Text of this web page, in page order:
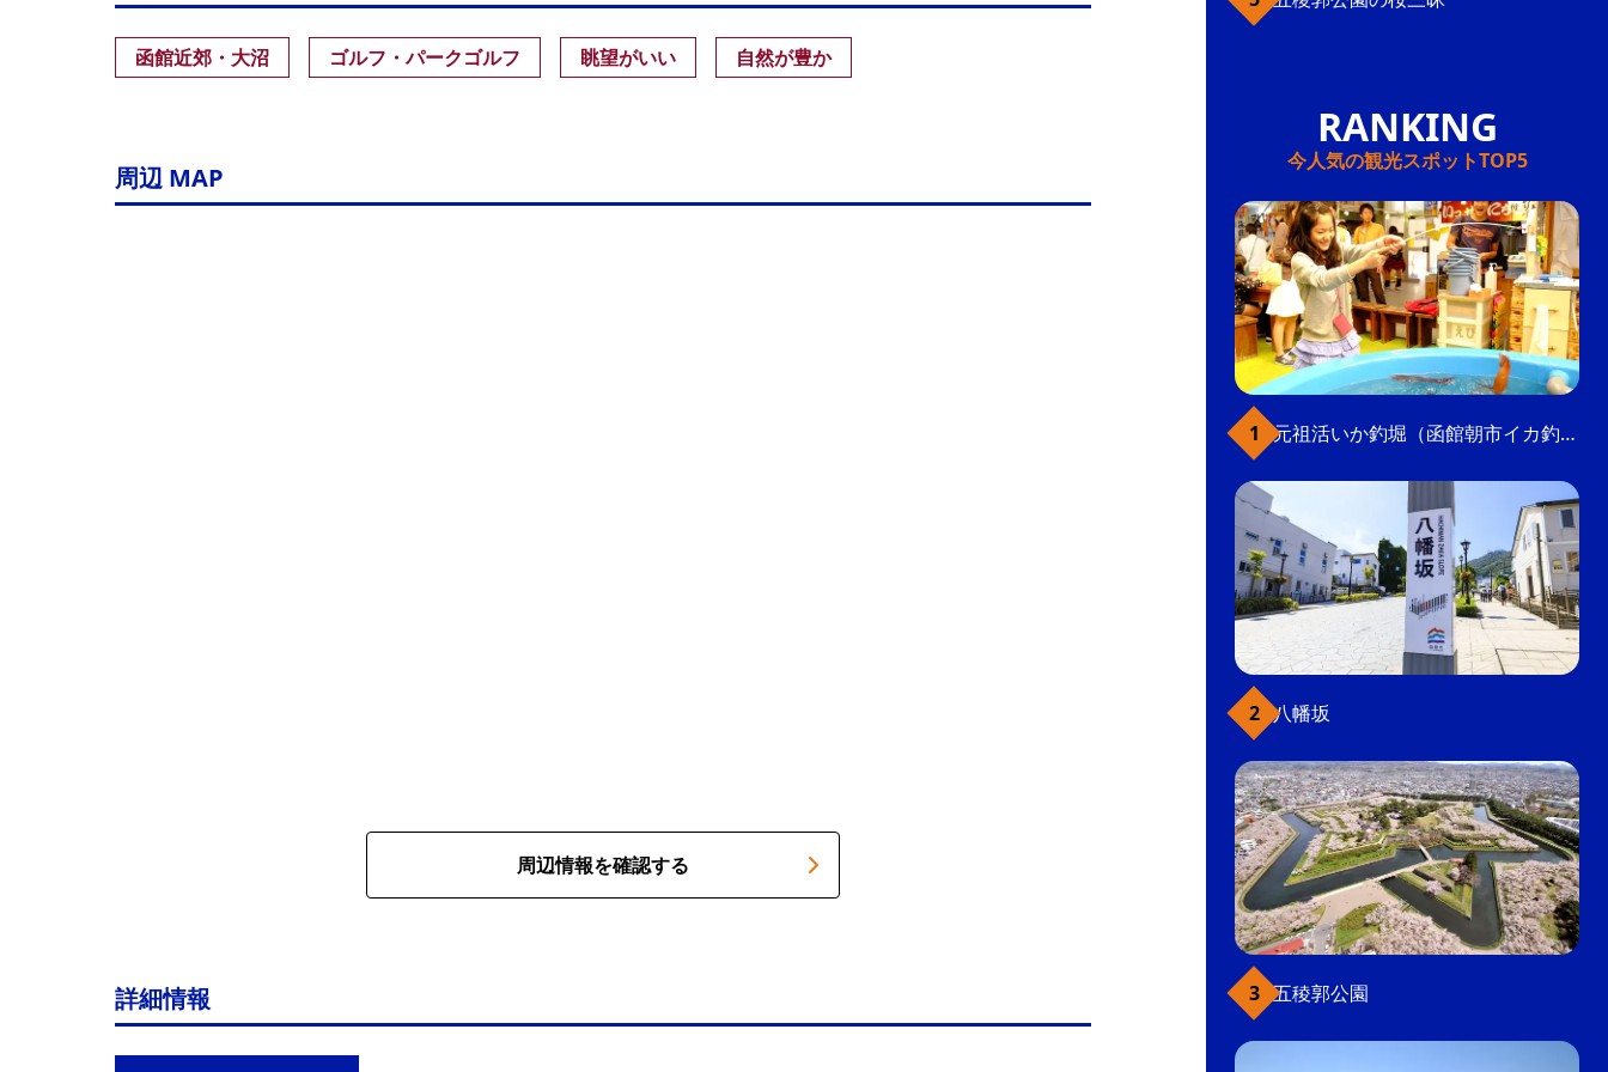
函館近郊・大沼 ゴルフ・パークゴルフ 眺望がいい 自然が豊か
周辺 MAP
周辺情報を確認する
詳細情報
今人気の観光スポットTOP5
元祖活いか釣堀（函館朝市イカ釣り体験）
八幡坂
五稜郭公園